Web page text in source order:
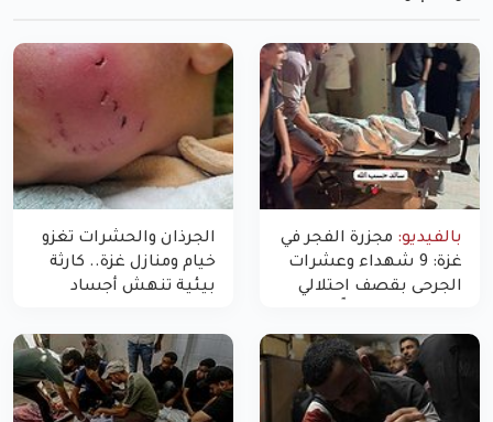
بالفيديو: مجزرة الفجر في
غزة: 9 شهداء وعشرات
الجرحى بقصف احتلالي
الجرذان والحشرات تغزو
خيام ومنازل غزة.. كارثة
بيئية تنهش أجساد